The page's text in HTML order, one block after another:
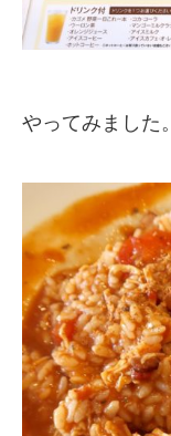
やってみました。